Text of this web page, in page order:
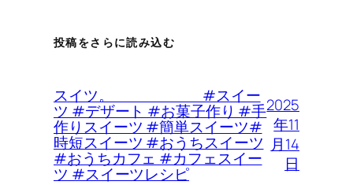
投稿をさらに読み込む
スイツ。 #スイー
ツ #デザート #お菓子作り #手
作りスイーツ #簡単スイーツ#
時短スイーツ #おうちスイーツ
#おうちカフェ #カフェスイー
ツ #スイーツレシピ
2025
年11
月14
日